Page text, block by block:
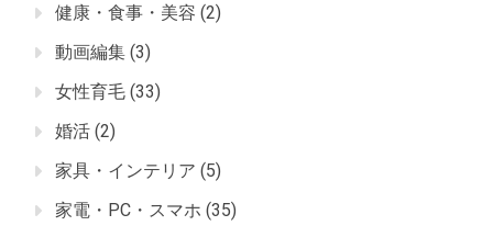
健康・食事・美容 (2)
動画編集 (3)
女性育毛 (33)
婚活 (2)
家具・インテリア (5)
家電・PC・スマホ (35)